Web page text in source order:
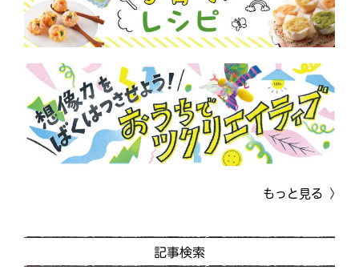
もっと見る
記事検索